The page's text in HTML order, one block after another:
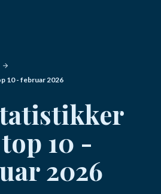
10 - februar 2026
10 -
2026